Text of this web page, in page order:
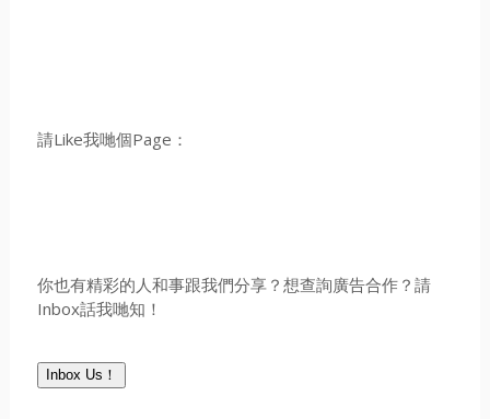
請Like我哋個Page：
你也有精彩的人和事跟我們分享？想查詢廣告合作？請
Inbox話我哋知！
Inbox Us！